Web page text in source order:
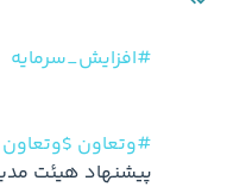
#افزایش_سرمایه
#وتعاون $وتعاون